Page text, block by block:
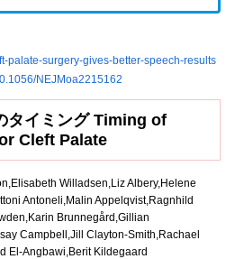
palate-surgery-gives-better-speech-results
NEJMoa2215162
タイミング Timing of
Cleft Palate
Willadsen,Liz Albery,Helene
Antoneli,Malin Appelqvist,Ragnhild
Brunnegård,Gillian
Campbell,Jill Clayton-Smith,Rachael
El-Angbawi,Berit Kildegaard